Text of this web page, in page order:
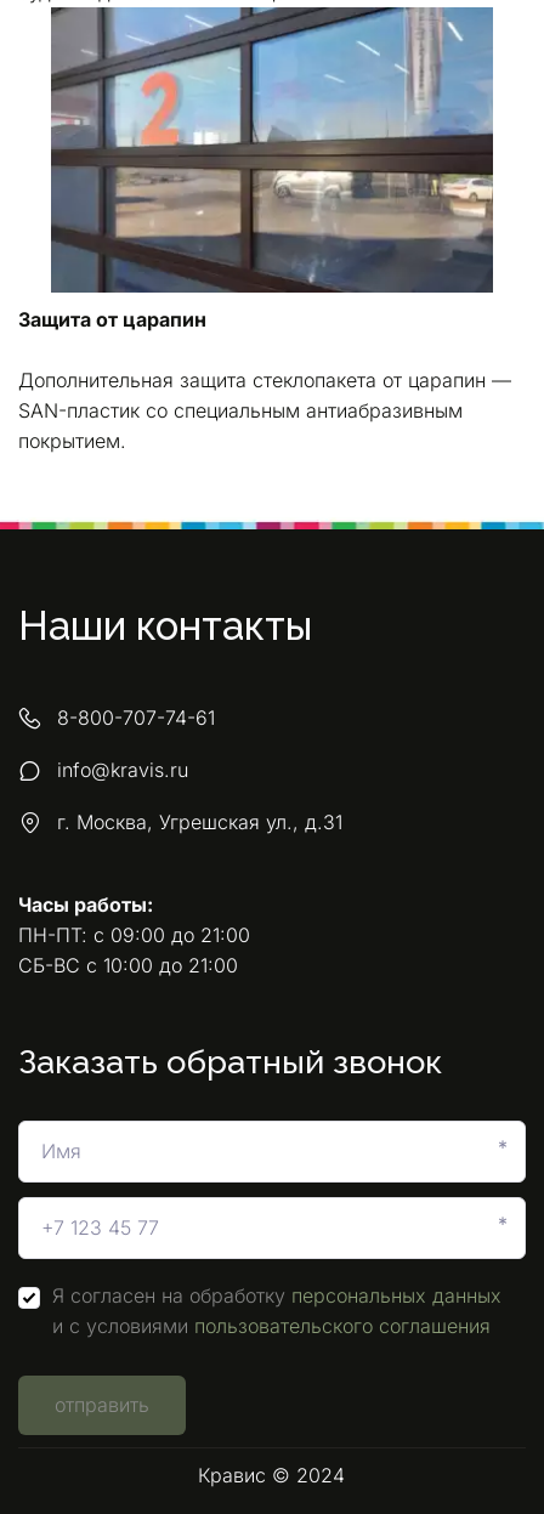
Защита от царапин
Дополнительная защита стеклопакета от царапин —
SAN-пластик со специальным антиабразивным
покрытием.
Наши контакты
8-800-707-74-61
info@kravis.ru
г. Москва, Угрешская ул., д.31
Часы работы:
ПН-ПТ: с 09:00 до 21:00
СБ-ВС с 10:00 до 21:00
Заказать обратный звонок
*
*
Я согласен на обработку персональных данных
и с условиями пользовательского соглашения
отправить
Кравис © 2024